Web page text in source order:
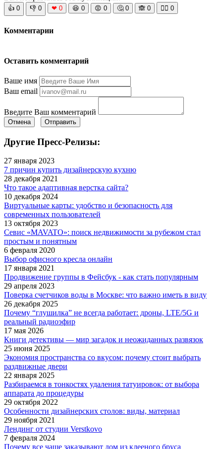
👍 0 👎 0 ❤ 0 😆 0 😡 0 🤔 0 🙈 0 🧘‍♀️ 0
Комментарии
Оставить комментарий
Ваше имя
Ваш email
Введите Ваш комментарий
Отмена Отправить
Другие Пресс-Релизы:
27 января 2023
7 причин купить дизайнерскую кухню
28 декабря 2021
Что такое адаптивная верстка сайта?
10 декабря 2024
Виртуальные карты: удобство и безопасность для
современных пользователей
13 октября 2023
Севис «MAVATO»: поиск недвижимости за рубежом стал
простым и понятным
6 февраля 2020
Выбор офисного кресла онлайн
17 января 2021
Продвижение группы в Фейсбук - как стать популярным
29 апреля 2023
Поверка счетчиков воды в Москве: что важно иметь в виду
26 декабря 2025
Почему “глушилка” не всегда работает: дроны, LTE/5G и
реальный радиоэфир
17 мая 2026
Книги детективы — мир загадок и неожиданных развязок
25 июня 2025
Экономия пространства со вкусом: почему стоит выбрать
раздвижные двери
22 января 2025
Разбираемся в тонкостях удаления татуировок: от выбора
аппарата до процедуры
29 октября 2022
Особенности дизайнерских столов: виды, материал
29 ноября 2021
Лендинг от студии Verstkovo
7 февраля 2024
Почему все чаще заказывают дом из клееного бруса